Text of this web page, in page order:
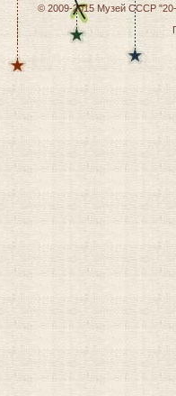
© 2009-2015 Музей СССР